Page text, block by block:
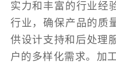
实力和丰富的行业经
行业，确保产品的质
供设计支持和后处理
户的多样化需求。加